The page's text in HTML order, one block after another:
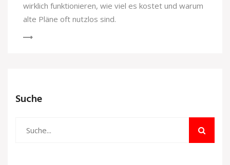
wirklich funktionieren, wie viel es kostet und warum
alte Pläne oft nutzlos sind.
Suche